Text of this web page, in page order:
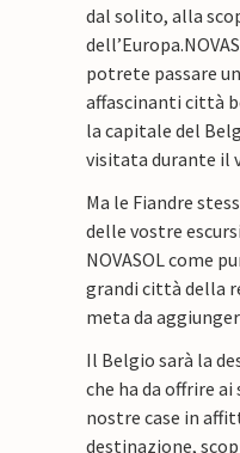
dal solito, alla
dell’Europa.
potrete passare
affascinanti città
la capitale del
visitata durante il
Ma le Fiandre
delle vostre
NOVASOL come
grandi città della
meta da
Il Belgio sarà la
che ha da offrire
nostre case in
destinazione,